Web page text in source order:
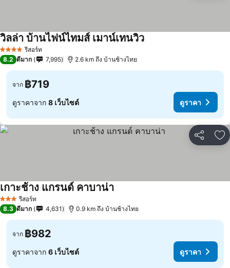
4 ดาว รีสอร์ท
วิลล่า บ้านไฟน์ไทมส์ เมาน์เทนวิวดูราคา
8.2 ดีมาก 7,995 2.6 km ถึง บ้านช้างไทย
จาก ฿719
ดูราคาจาก 8 เว็บไซต์ ดูราคา
แชร์ เ
3 ดาว รีสอร์ท
เกาะช้าง แกรนด์ คาบาน่าดูราคา
8.3 ดีมาก 4,631 0.9 km ถึง บ้านช้างไทย
จาก ฿982
ดูราคาจาก 6 เว็บไซต์ ดูราคา